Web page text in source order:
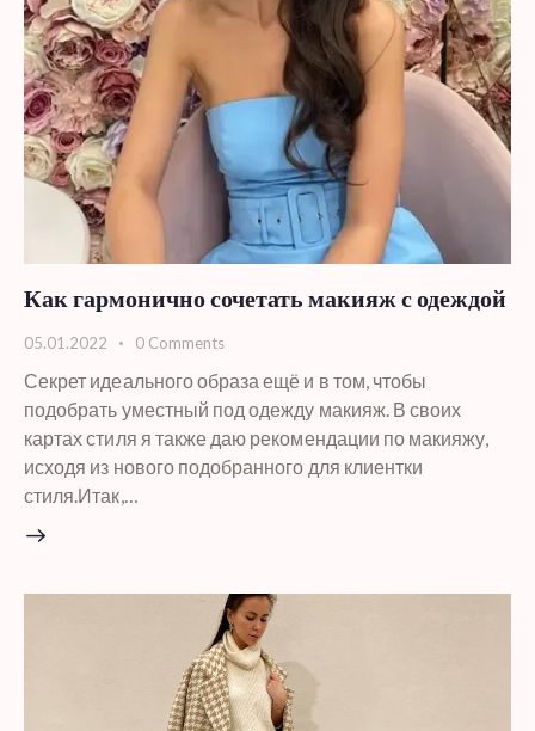
Как гармонично сочетать макияж с одеждой
05.01.2022 0 Comments
Секрет идеального образа ещё и в том, чтобы
подобрать уместный под одежду макияж. В своих
картах стиля я также даю рекомендации по макияжу,
исходя из нового подобранного для клиентки
стиля.Итак,…